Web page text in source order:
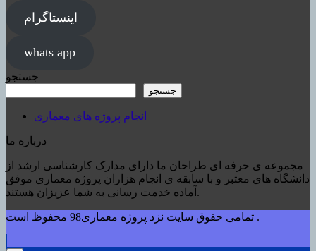
اینستاگرام
whats app
جستجو
جستجو
انجام پروژه های معماری
درباره ما
مجموعه ی حرفه ای طراحان ما دارای مدارک کارشناسی ارشد از
دانشگاه های معتبر و با سابقه ی انجام هزاران پروژه معماری موفق
آماده خدمت رسانی به شما عزیزان هستند.
تمامی حقوق سایت نزد پروژه معماری98 محفوظ است .